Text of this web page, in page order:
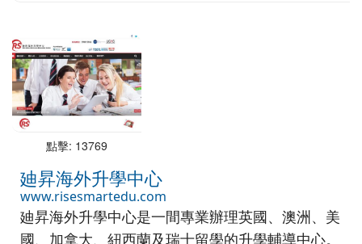
點擊: 13769
廸昇海外升學中心
www.risesmartedu.com
廸昇海外升學中心是一間專業辦理英國、澳洲、美
國、加拿大、紐西蘭及瑞士留學的升學輔導中心。